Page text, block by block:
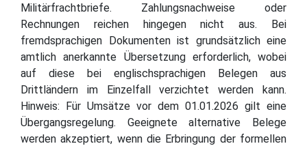
Militärfrachtbriefe. Zahlungsnachweise oder
Rechnungen reichen hingegen nicht aus. Bei
fremdsprachigen Dokumenten ist grundsätzlich eine
amtlich anerkannte Übersetzung erforderlich, wobei
auf diese bei englischsprachigen Belegen aus
Drittländern im Einzelfall verzichtet werden kann.
Hinweis: Für Umsätze vor dem 01.01.2026 gilt eine
Übergangsregelung. Geeignete alternative Belege
werden akzeptiert, wenn die Erbringung der formellen